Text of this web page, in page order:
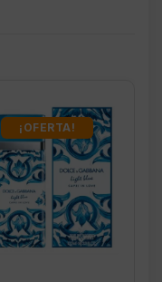
¡OFERTA!